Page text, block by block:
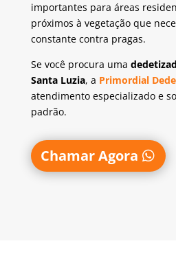
importantes para áreas
próximos à vegetação que
constante contra pragas.
Se você procura uma
Santa Luzia, a Primordial
atendimento especializado e
padrão.
Chamar Agora